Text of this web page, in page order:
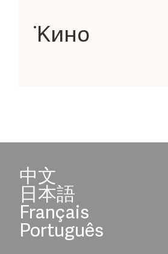
Кино
中文
日本語
Français
Português